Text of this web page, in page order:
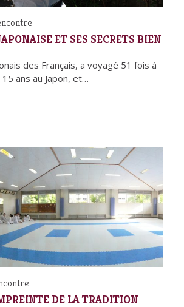
ET SES SECRETS BIEN
des Français, a voyagé 51 fois à
ans au Japon, et…
DE LA TRADITION